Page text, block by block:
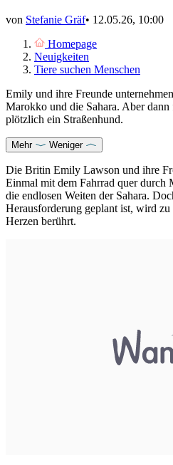
von Stefanie Gräf• 12.05.26, 10:00
Homepage
Neuigkeiten
Tiere suchen Menschen
Emily und ihre Freunde
Marokko und die Sahara. Aber
plötzlich ein Straßenhund.
Mehr Weniger
Die Britin Emily Lawson und ihre
Einmal mit dem Fahrrad quer durch
die endlosen Weiten der Sahara.
Herausforderung geplant ist, wird
Herzen berührt.